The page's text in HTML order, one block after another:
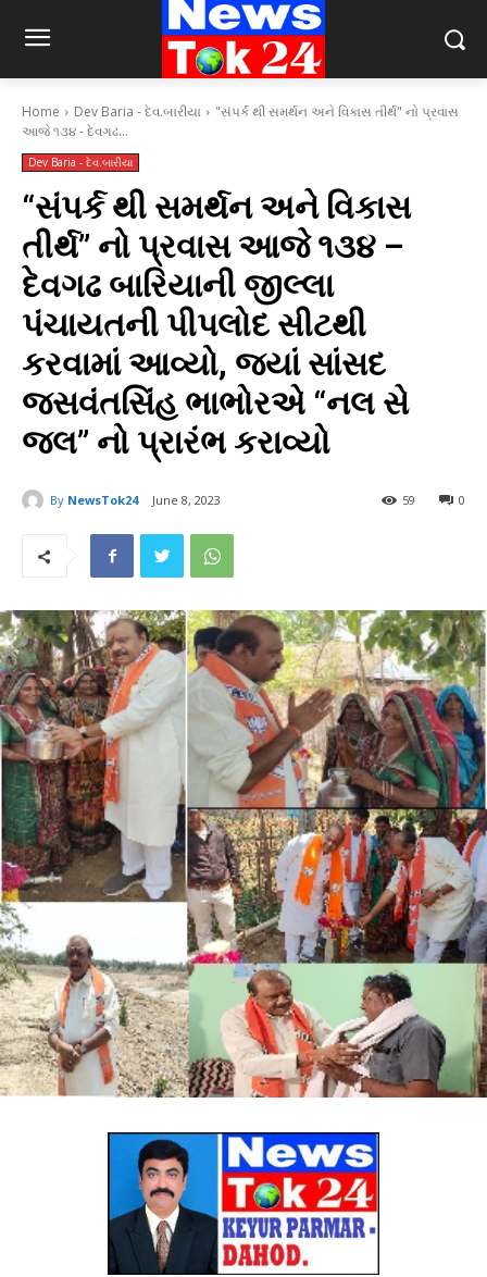
Home Dev Baria - દેવ.બારીયા
"સંપર્ક થી સમર્થન અને વિકાસ તીર્થ" નો પ્રવાસ
આજે ૧૩૪ - દેવગઢ...
Dev Baria - દેવ.બારીયા
“સંપર્ક થી સમર્થન અને વિકાસ
તીર્થ” નો પ્રવાસ આજે ૧૩૪ –
દેવગઢ બારિયાની જીલ્લા
પંચાયતની પીપલોદ સીટથી
કરવામાં આવ્યો, જ્યાં સાંસદ
જસવંતસિંહ ભાભોરએ “નલ સે
જલ” નો પ્રારંભ કરાવ્યો
By NewsTok24 June 8, 2023 0
59